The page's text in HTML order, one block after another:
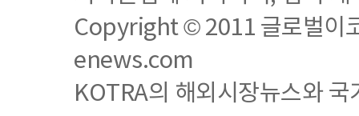
Copyright © 2011 글로벌
enews.com
KOTRA의 해외시장뉴스와